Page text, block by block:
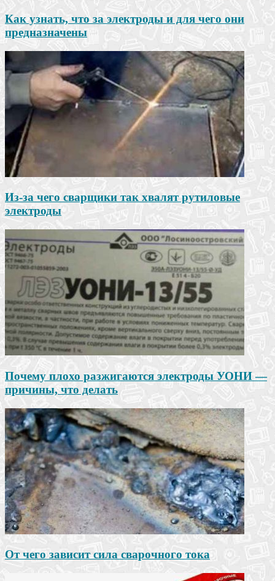
Как узнать, что за электроды и для чего они
предназначены
Из-за чего сварщики так хвалят рутиловые
электроды
Почему плохо разжигаются электроды УОНИ —
причины, что делать
От чего зависит сила сварочного тока